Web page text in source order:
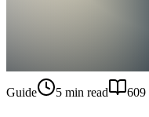
Guide 5 min read 609